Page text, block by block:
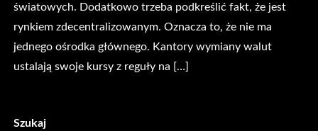
światowych. Dodatkowo trzeba podkreślić fakt, że jest
rynkiem zdecentralizowanym. Oznacza to, że nie ma
jednego ośrodka głównego. Kantory wymiany walut
ustalają swoje kursy z reguły na […]
Szukaj